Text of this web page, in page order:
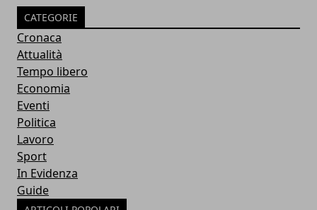
CATEGORIE
Cronaca
Attualità
Tempo libero
Economia
Eventi
Politica
Lavoro
Sport
In Evidenza
Guide